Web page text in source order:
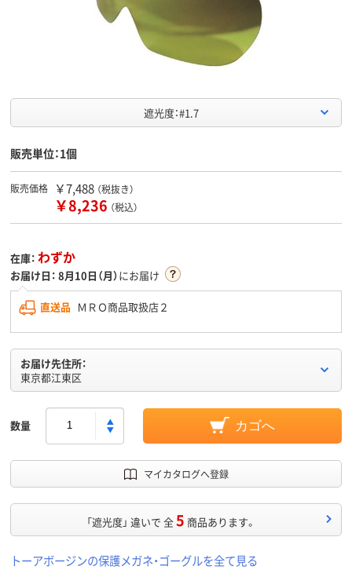
遮光度：#1.7
販売単位：1個
販売価格 ￥7,488 （税抜き）
￥8,236 （税込）
在庫： わずか
お届け日： 8月10日（月）にお届け
直送品 ＭＲＯ商品取扱店２
お届け先住所：
東京都江東区
数量 カゴへ
マイカタログへ登録
「遮光度」 違いで 全5 商品あります。
トーアボージンの保護メガネ・ゴーグルを全て見る